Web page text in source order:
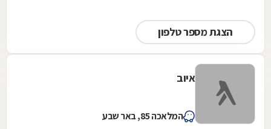
הצגת מספר טלפון
איוב
המלאכה 85, באר שבע